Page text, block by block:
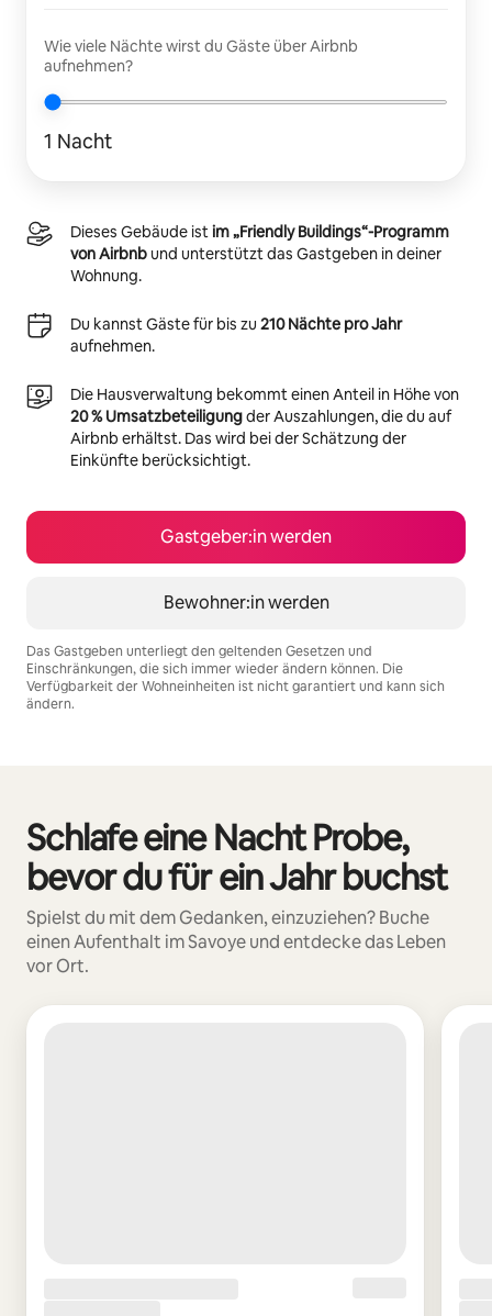
Wie viele Nächte wirst du Gäste über Airbnb
aufnehmen?
1 Nacht
Dieses Gebäude istim „Friendly Buildings“-Programm
von Airbnbund unterstützt das Gastgeben in deiner
Wohnung.
Du kannst Gäste für bis zu 210 Nächte pro Jahr
aufnehmen.
Die Hausverwaltung bekommt einen Anteil in Höhe von
20 % Umsatzbeteiligungder Auszahlungen, die du auf
Airbnb erhältst. Das wird bei der Schätzung der
Einkünfte berücksichtigt.
Gastgeber:in werden
Bewohner:in werden
Das Gastgeben unterliegt den geltenden Gesetzen und
Einschränkungen, die sich immer wieder ändern können. Die
Verfügbarkeit der Wohneinheiten ist nicht garantiert und kann sich
ändern.
Schlafe eine Nacht Probe,
bevor du für ein Jahr buchst
Spielst du mit dem Gedanken, einzuziehen? Buche
einen Aufenthalt im Savoye und entdecke das Leben
vor Ort.
0 von 0 Artikeln